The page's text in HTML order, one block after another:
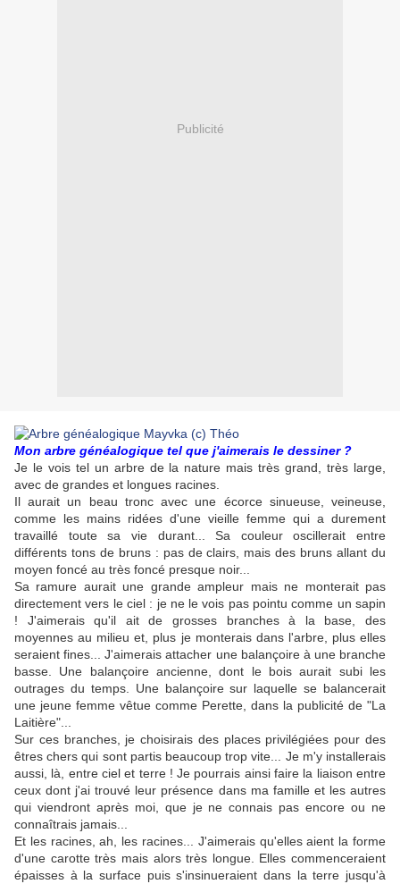
Publicité
Mon arbre généalogique tel que j'aimerais le dessiner ?
Je le vois tel un arbre de la nature mais très grand, très large,
avec de grandes et longues racines.
Il aurait un beau tronc avec une écorce sinueuse, veineuse,
comme les mains ridées d'une vieille femme qui a durement
travaillé toute sa vie durant... Sa couleur oscillerait entre
différents tons de bruns : pas de clairs, mais des bruns allant du
moyen foncé au très foncé presque noir...
Sa ramure aurait une grande ampleur mais ne monterait pas
directement vers le ciel : je ne le vois pas pointu comme un sapin
! J'aimerais qu'il ait de grosses branches à la base, des
moyennes au milieu et, plus je monterais dans l'arbre, plus elles
seraient fines... J'aimerais attacher une balançoire à une branche
basse. Une balançoire ancienne, dont le bois aurait subi les
outrages du temps. Une balançoire sur laquelle se balancerait
une jeune femme vêtue comme Perette, dans la publicité de "La
Laitière"...
Sur ces branches, je choisirais des places privilégiées pour des
êtres chers qui sont partis beaucoup trop vite... Je m'y installerais
aussi, là, entre ciel et terre ! Je pourrais ainsi faire la liaison entre
ceux dont j'ai trouvé leur présence dans ma famille et les autres
qui viendront après moi, que je ne connais pas encore ou ne
connaîtrais jamais...
Et les racines, ah, les racines... J'aimerais qu'elles aient la forme
d'une carotte très mais alors très longue. Elles commenceraient
épaisses à la surface puis s'insinueraient dans la terre jusqu'à